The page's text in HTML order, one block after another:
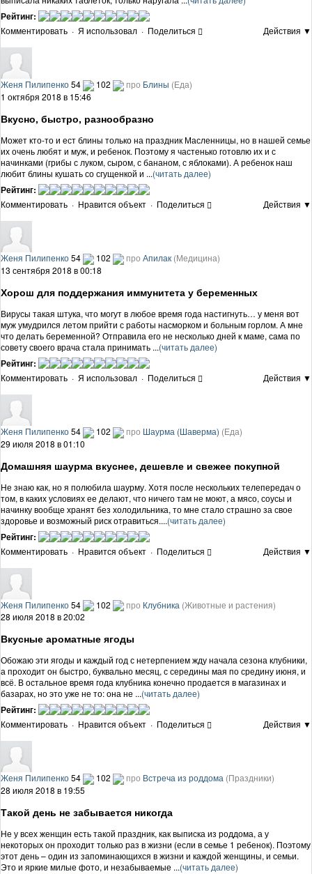
Рейтинг:
Комментировать · Я использовал · Поделиться Действия ▼
Женя Пилипенко54 102 про Блины (Еда)
1 октября 2018 в 15:46
Вкусно, быстро, разнообразно
Может кто-то и ест блины только на праздник Масленницы, но в нашей семье
их очень любят и муж, и ребенок. Поэтому я частенько готовлю их и с
начинками (грибы с луком, сыром, с бананом, с яблоками). А ребенок наш
любит блины кушать со сгущенкой и ...(читать далее)
Рейтинг:
Комментировать · Нравится объект · Поделиться Действия ▼
Женя Пилипенко54 102 про Апилак (Медицина)
13 сентября 2018 в 00:18
Хорош для поддержания иммунитета у беременных
Вирусы такая штука, что могут в любое время года настигнуть… у меня вот
муж умудрился летом прийти с работы насморком и больным горлом. А мне
что делать беременной? Отправила его не несколько дней к маме, сама по
совету своего врача стала принимать ...(читать далее)
Рейтинг:
Комментировать · Я использовал · Поделиться Действия ▼
Женя Пилипенко54 102 про Шаурма (Шаверма) (Еда)
29 июля 2018 в 01:10
Домашняя шаурма вкуснее, дешевле и свежее покупной
Не знаю как, но я полюбила шаурму. Хотя после нескольких телепередач о
том, в каких условиях ее делают, что ничего там не моют, а мясо, соусы и
начинку вообще хранят без холодильника, то мне стало страшно за свое
здоровье и возможный риск отравиться....(читать далее)
Рейтинг:
Комментировать · Нравится объект · Поделиться Действия ▼
Женя Пилипенко54 102 про Клубника (Животные и растения)
28 июля 2018 в 20:02
Вкусные ароматные ягоды
Обожаю эти ягоды и каждый год с нетерпением жду начала сезона клубники,
а проходит он быстро, буквально месяц, с середины мая по средину июня, и
всё. В остальное время года клубника конечно продается в магазинах и
базарах, но это уже не то: она не ...(читать далее)
Рейтинг:
Комментировать · Нравится объект · Поделиться Действия ▼
Женя Пилипенко54 102 про Встреча из роддома (Праздники)
28 июля 2018 в 19:55
Такой день не забывается никогда
Не у всех женщин есть такой праздник, как выписка из роддома, а у
некоторых он проходит только раз в жизни (если в семье 1 ребенок). Поэтому
этот день – один из запоминающихся в жизни и каждой женщины, и семьи.
Это и яркие милые фото, и незабываемые ...(читать далее)